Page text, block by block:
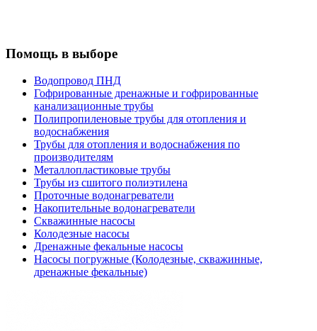
Помощь в выборе
Водопровод ПНД
Гофрированные дренажные и гофрированные
канализационные трубы
Полипропиленовые трубы для отопления и
водоснабжения
Трубы для отопления и водоснабжения по
производителям
Металлопластиковые трубы
Трубы из сшитого полиэтилена
Проточные водонагреватели
Накопительные водонагреватели
Скважинные насосы
Колодезные насосы
Дренажные фекальные насосы
Насосы погружные (Колодезные, скважинные,
дренажные фекальные)